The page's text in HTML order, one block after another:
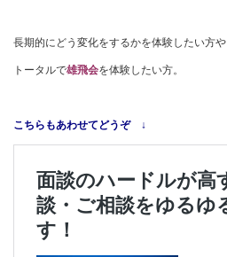
長期的にどう変化をするかを体験したい方や
トータルで雄飛会を体験したい方。
こちらもあわせてどうぞ ↓